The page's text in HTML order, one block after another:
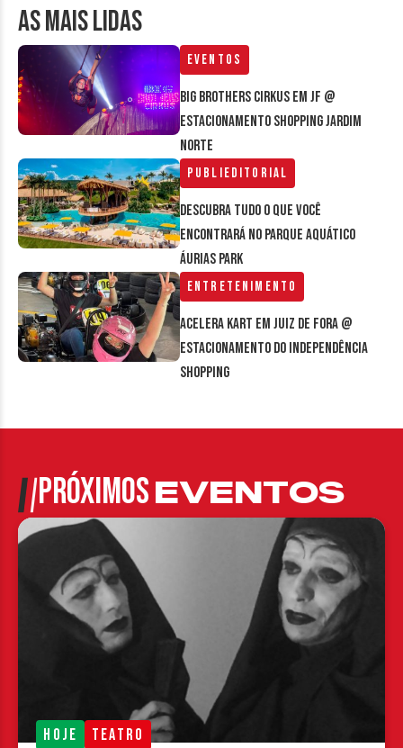
AS MAIS LIDAS
Eventos
Big Brothers Cirkus em JF @
estacionamento Shopping Jardim
Norte
Publieditorial
Descubra tudo o que você
encontrará no parque aquático
Áurias Park
Entretenimento
Acelera Kart em Juiz de Fora @
estacionamento do Independência
Shopping
PRÓXIMOSEVENTOS
HOJE TEATRO